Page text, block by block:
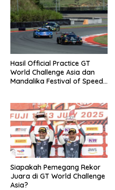
Hasil Official Practice GT
World Challenge Asia dan
Mandalika Festival of Speed
Siapakah Pemegang Rekor
Juara di GT World Challenge
Asia?